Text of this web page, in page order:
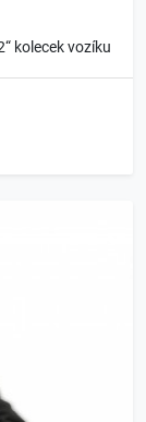
kolecek vozíku